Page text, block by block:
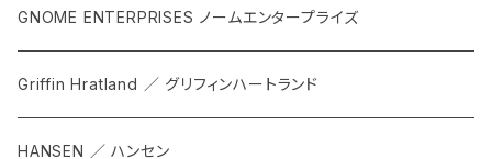
GNOME ENTERPRISES ノームエンタープライズ
Griffin Hratland ／ グリフィンハートランド
HANSEN ／ ハンセン